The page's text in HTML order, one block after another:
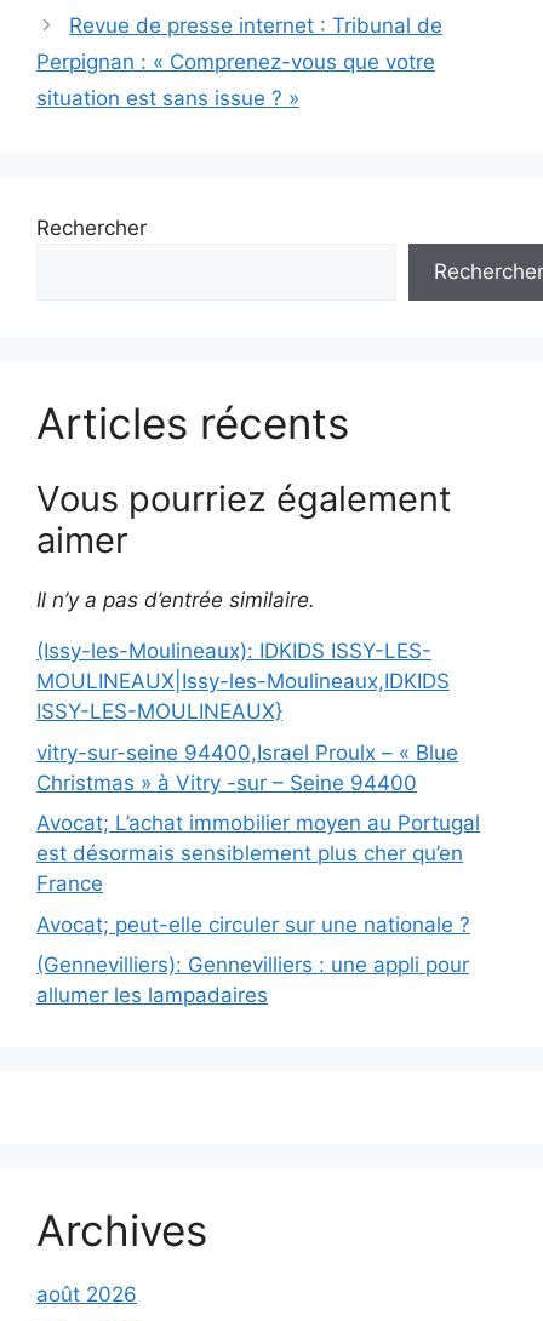
Revue de presse internet : Tribunal de
Perpignan : « Comprenez-vous que votre
situation est sans issue ? »
Rechercher
Rechercher
Articles récents
Vous pourriez également
aimer
Il n’y a pas d’entrée similaire.
(Issy-les-Moulineaux): IDKIDS ISSY-LES-
MOULINEAUX|Issy-les-Moulineaux,IDKIDS
ISSY-LES-MOULINEAUX}
vitry-sur-seine 94400,Israel Proulx – « Blue
Christmas » à Vitry -sur – Seine 94400
Avocat; L’achat immobilier moyen au Portugal
est désormais sensiblement plus cher qu’en
France
Avocat; peut-elle circuler sur une nationale ?
(Gennevilliers): Gennevilliers : une appli pour
allumer les lampadaires
Archives
août 2026